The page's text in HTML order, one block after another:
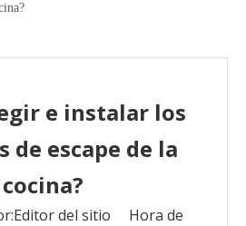
e instalar los
de escape de la
cocina?
del sitio Hora de